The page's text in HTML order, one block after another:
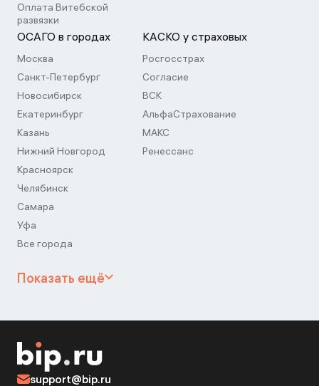
Оплата Витебской
развязки
ОСАГО в городах
Москва
Санкт-Петербург
Новосибирск
Екатеринбург
Казань
Нижний Новгород
Красноярск
Челябинск
Самара
Уфа
Все города
КАСКО у страховых
Росгосстрах
Согласие
ВСК
АльфаСтрахование
МАКС
Ренессанс
Показать ещё
support@bip.ru